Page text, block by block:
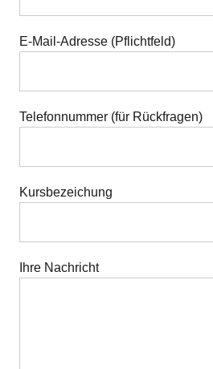
E-Mail-Adresse (Pflichtfeld)
Telefonnummer (für Rückfragen)
Kursbezeichung
Ihre Nachricht